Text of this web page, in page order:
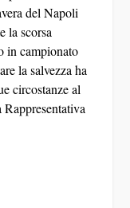
del Napoli
la scorsa
in campionato
la salvezza ha
circostanze al